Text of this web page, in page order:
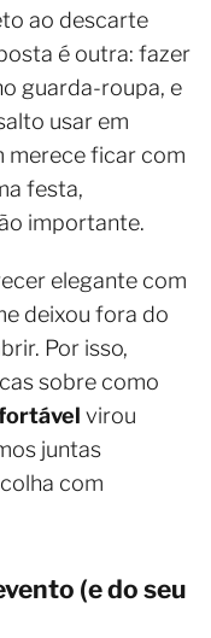
ao descarte
é outra: fazer
guarda-roupa, e
usar em
merece ficar com
festa,
importante.
elegante com
deixou fora do
Por isso,
sobre como
virou
juntas
com
(e do seu